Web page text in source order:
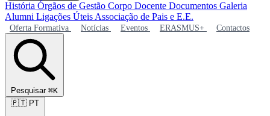
História Órgãos de Gestão Corpo Docente Documentos Galeria
Alumni Ligações Úteis Associação de Pais e E.E.
Oferta Formativa Notícias Eventos ERASMUS+ Contactos
Pesquisar ⌘K
🇵🇹 PT